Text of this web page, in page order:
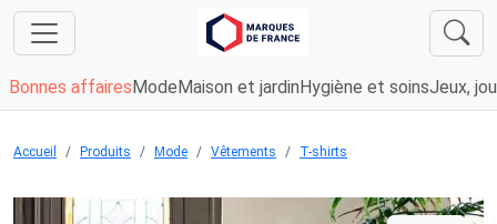
Bonnes affaires Mode Maison et jardin Hygiène et soinsJeux,
Accueil Produits Mode Vêtements T-shirts